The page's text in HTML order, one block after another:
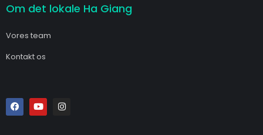
Om det lokale Ha Giang
Vores team
Kontakt os
F
a
c
Y
o
u
I
n